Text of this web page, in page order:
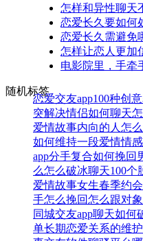
怎样和异性聊天
恋爱长久要如何
恋爱长久需避免
怎样让恋人更加
电影院里，手牵
随机标签
恋爱交友app100种创
突解决情侣如何聊天
爱情故事内向的人怎
如何维持一段爱情情
app分手复合如何挽回
么怎么破冰聊天100个
爱情故事女生春季约
手怎么挽回怎么跟对
同城交友app聊天如何
单长期恋爱关系的维护